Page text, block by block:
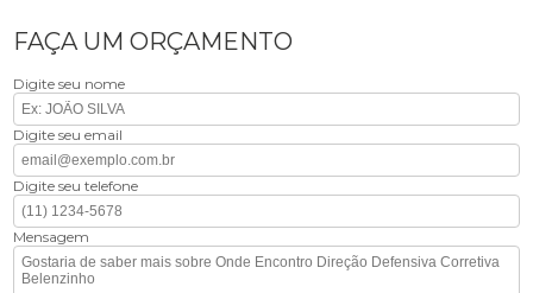
FAÇA UM ORÇAMENTO
Digite seu nome
Digite seu email
Digite seu telefone
Mensagem